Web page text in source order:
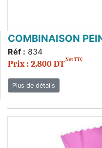
COMBINAISON
Réf : 834
Prix : 2,800 DTNet TTC
Plus de détails